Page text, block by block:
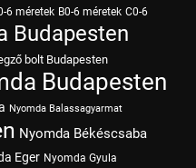
6 méretek B0-6 méretek C0-6
Budapesten
bolt Budapesten
Budapesten
Nyomda Balassagyarmat
Nyomda Békéscsaba
Eger Nyomda Gyula